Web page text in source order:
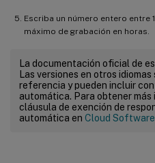
Escriba un número entero entre
máximo de grabación en horas.
La documentación oficial de
Las versiones en otros
referencia y pueden incluir
automática. Para obtener
cláusula de exención de
automática en Cloud Software